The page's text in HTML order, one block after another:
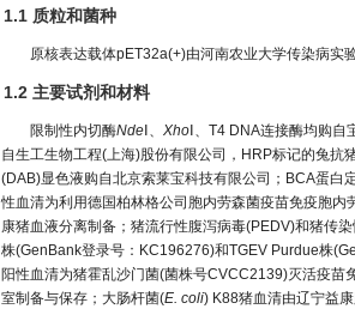
1.1 质粒和菌种
原核表达载体pET32a(+)由河南农业大学传染病实
1.2 主要试剂和材料
限制性内切酶Nde Ⅰ、 Xho Ⅰ、T4 DNA连接酶均购
自生工生物工程(上海)股份有限公司，HRP标记的兔抗
(DAB)显色液购自北京索莱宝科技有限公司；BCA蛋白
性血清为利用德国柏林格公司胞内劳森菌疫苗免疫胞
康猪血液分离制备；猪流行性腹泻病毒(PEDV)和猪传
株(GenBank登录号：KC196276)和TGEV Purdue株
阳性血清为猪霍乱沙门菌(菌株号CVCC2139)灭活疫
室制备与保存；大肠杆菌(E. coli) K88猪血清由辽宁益